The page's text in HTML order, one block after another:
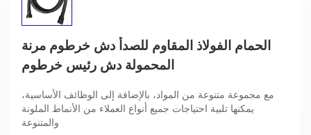
الحمام الفولاذ المقاوم للصدأ دش خرطوم مرنة
المحمولة دش رئيس خرطوم
مع مجموعة متنوعة من المواد، بالإضافة إلى الوظائف الأساسية،
يمكنها تلبية احتياجات جميع أنواع العملاء من الأنماط الملونة
والمتنوعة